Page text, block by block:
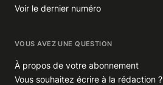
Voir le dernier numéro
VOUS AVEZ UNE QUESTION
À propos de votre abonnement
Vous souhaitez écrire à la rédaction ?